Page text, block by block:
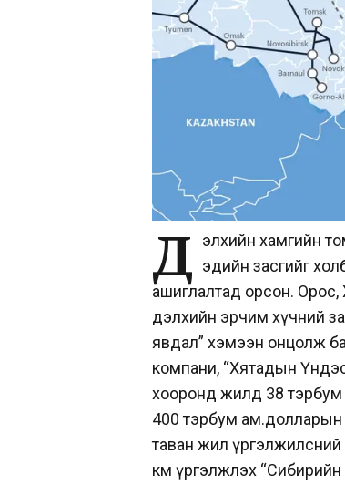
Д элхийн хамгийн
эдийн засгийг
ашиглалтад орсон. Орос,
дэлхийн эрчим хүчний
явдал” хэмээн онцолж
компани, “Хятадын
хооронд жилд 38 тэрбум
400 тэрбум ам.долларын
таван жил
км үргэлжлэх “Сибирийн